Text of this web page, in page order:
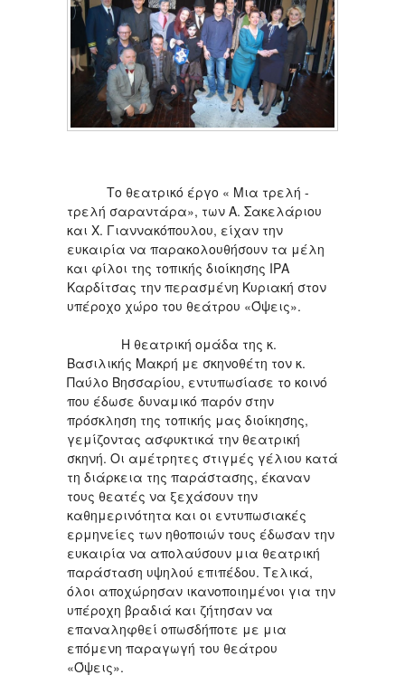
Το θεατρικό έργο « Μια τρελή -
τρελή σαραντάρα», των Α. Σακελάριου
και Χ. Γιαννακόπουλου, είχαν την
ευκαιρία να παρακολουθήσουν τα μέλη
και φίλοι της τοπικής διοίκησης ΙΡΑ
Καρδίτσας την περασμένη Κυριακή στον
υπέροχο χώρο του θεάτρου «Όψεις».
Η θεατρική ομάδα της κ.
Βασιλικής Μακρή με σκηνοθέτη τον κ.
Παύλο Βησσαρίου, εντυπωσίασε το κοινό
που έδωσε δυναμικό παρόν στην
πρόσκληση της τοπικής μας διοίκησης,
γεμίζοντας ασφυκτικά την θεατρική
σκηνή. Οι αμέτρητες στιγμές γέλιου κατά
τη διάρκεια της παράστασης, έκαναν
τους θεατές να ξεχάσουν την
καθημερινότητα και οι εντυπωσιακές
ερμηνείες των ηθοποιών τους έδωσαν την
ευκαιρία να απολαύσουν μια θεατρική
παράσταση υψηλού επιπέδου. Τελικά,
όλοι αποχώρησαν ικανοποιημένοι για την
υπέροχη βραδιά και ζήτησαν να
επαναληφθεί οπωσδήποτε με μια
επόμενη παραγωγή του θεάτρου
«Όψεις».